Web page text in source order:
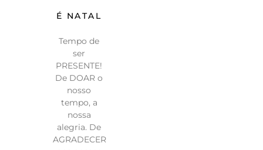
É NATAL
Tempo de
ser
PRESENTE!
De DOAR o
nosso
tempo, a
nossa
alegria. De
AGRADECER